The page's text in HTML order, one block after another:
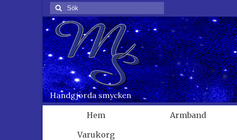
Sök
för:
Handgjorda smycken
Hem Armband
Varukorg